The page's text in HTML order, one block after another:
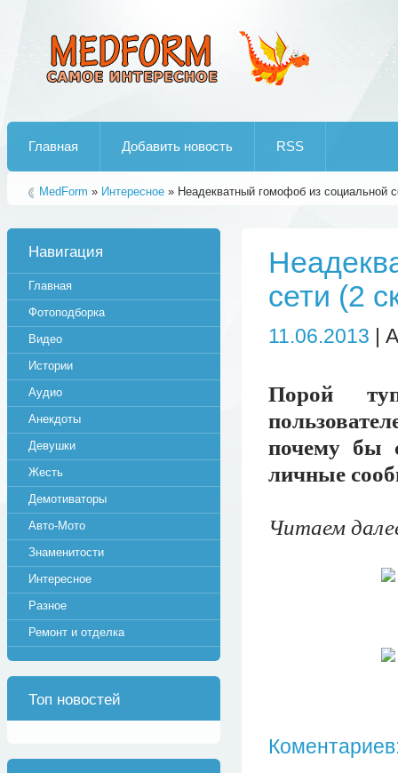
Главная Добавить новость RSS
MedForm » Интересное » Неадекватный гомофоб из социальной
сети (2
11.06.2013 |
Порой
почему бы
личные
Читаем
Навигация
Главная
Фотоподборка
Видео
Истории
Аудио
Анекдоты
Девушки
Жесть
Демотиваторы
Авто-Мото
Знаменитости
Интересное
Разное
Ремонт и отделка
Топ новостей